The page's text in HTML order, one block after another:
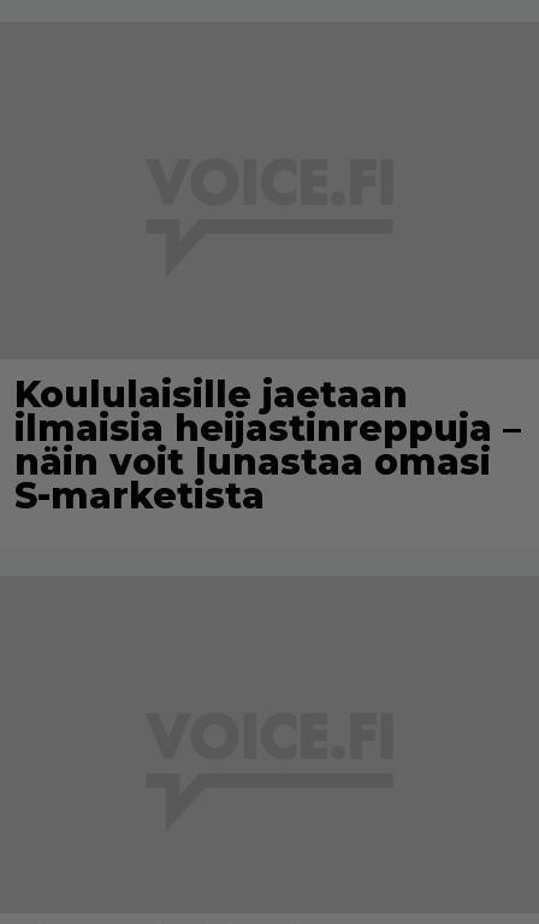
Koululaisille jaetaan
ilmaisia heijastinreppuja –
näin voit lunastaa omasi
S-marketista